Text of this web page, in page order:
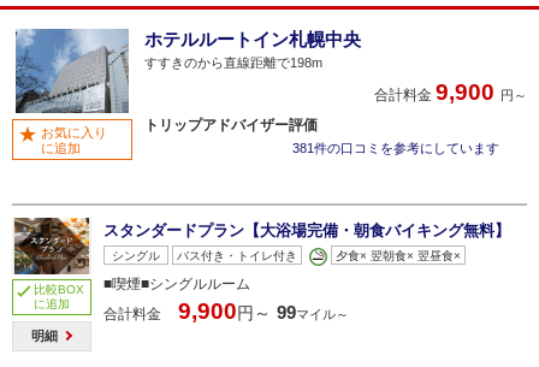
ホテルルートイン札幌中央
すすきのから直線距離で198m
合計料金 9,900 円～
トリップアドバイザー評価
381件の口コミを参考にしています
お気に入り
に追加
比較BOX
に追加
明細
スタンダードプラン【大浴場完備・朝食バイキング無料】
シングル バス付き・トイレ付き 夕食× 翌朝食× 翌昼食×
■喫煙■シングルルーム
合計料金
9,900円～ 99マイル～